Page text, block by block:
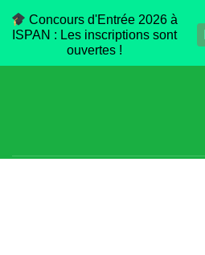
Concours d'Entrée 2026 à
ISPAN : Les inscriptions sont
ouvertes !